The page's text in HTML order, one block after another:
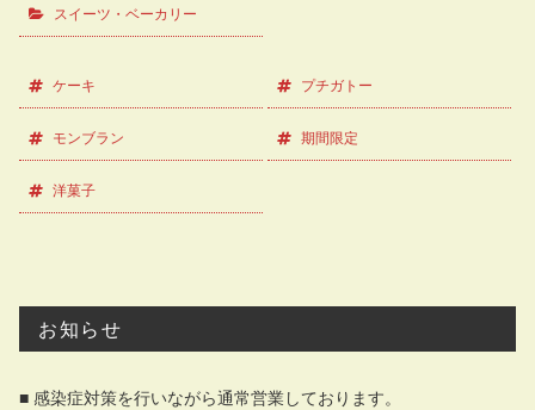
スイーツ・ベーカリー
ケーキ プチガトー
モンブラン 期間限定
洋菓子
お知らせ
■ 感染症対策を行いながら通常営業しております。